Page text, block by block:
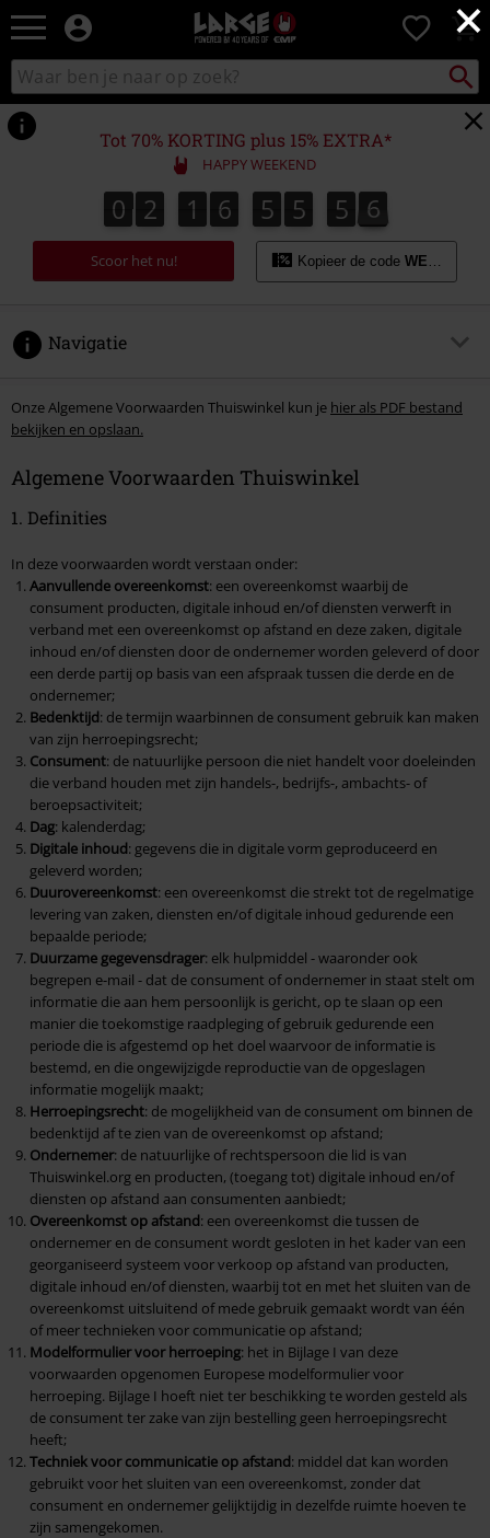
×
Large
–
Muziek-,
en
gaming-
merch
+
alternatieve
kleding
0
Zoek
in
catalogus
zoeken
Tot 70% KORTING plus 15% EXTRA*
HAPPY WEEKEND
0
0 2
2 1
1 6
6 5
5 5
5
5
5 5
5
5
5 5
6
5
7
6
Scoor het nu! Kopieer de code WEEKEND
Navigatie
1. Definities
3. Toepasselijkheid
5. De overeenkomst
6. Herroepingsrecht
7. Verplichtingen van de consument tijdens de bedenktijd
8. Uitoefening van het herroepingsrecht door de consument en
kosten daarvan
9. Verplichtingen van de ondernemer bij herroeping
10. Uitsluiting herroepingsrecht
11. De prijs
12. Backstage Club
13. Nakoming overeenkomst en extra garantie
14. Levering en uitvoering
15. Duurtransacties: duur, opzegging en verlenging
16. Betaling
17. Klachtenregeling
18. Meldings- en herstelprocedure
19. Geschillen
20. Branchegarantie
21. Aanvullende of afwijkende bepalingen
22. Wijziging van de Algemene Voorwaarden Thuiswinkel
1. Bestelproces
2. Internationale klantenservice
3. Herroepingsrecht
Onze Algemene Voorwaarden Thuiswinkel kun je hier als PDF bestand
bekijken en opslaan.
Algemene Voorwaarden Thuiswinkel
1. Definities
In deze voorwaarden wordt verstaan onder:
Aanvullende overeenkomst: een overeenkomst waarbij de
consument producten, digitale inhoud en/of diensten verwerft in
verband met een overeenkomst op afstand en deze zaken, digitale
inhoud en/of diensten door de ondernemer worden geleverd of door
een derde partij op basis van een afspraak tussen die derde en de
ondernemer;
Bedenktijd: de termijn waarbinnen de consument gebruik kan maken
van zijn herroepingsrecht;
Consument: de natuurlijke persoon die niet handelt voor doeleinden
die verband houden met zijn handels-, bedrijfs-, ambachts- of
beroepsactiviteit;
Dag: kalenderdag;
Digitale inhoud: gegevens die in digitale vorm geproduceerd en
geleverd worden;
Duurovereenkomst: een overeenkomst die strekt tot de regelmatige
levering van zaken, diensten en/of digitale inhoud gedurende een
bepaalde periode;
Duurzame gegevensdrager: elk hulpmiddel - waaronder ook
begrepen e-mail - dat de consument of ondernemer in staat stelt om
informatie die aan hem persoonlijk is gericht, op te slaan op een
manier die toekomstige raadpleging of gebruik gedurende een
periode die is afgestemd op het doel waarvoor de informatie is
bestemd, en die ongewijzigde reproductie van de opgeslagen
informatie mogelijk maakt;
Herroepingsrecht: de mogelijkheid van de consument om binnen de
bedenktijd af te zien van de overeenkomst op afstand;
Ondernemer: de natuurlijke of rechtspersoon die lid is van
Thuiswinkel.org en producten, (toegang tot) digitale inhoud en/of
diensten op afstand aan consumenten aanbiedt;
Overeenkomst op afstand: een overeenkomst die tussen de
ondernemer en de consument wordt gesloten in het kader van een
georganiseerd systeem voor verkoop op afstand van producten,
digitale inhoud en/of diensten, waarbij tot en met het sluiten van de
overeenkomst uitsluitend of mede gebruik gemaakt wordt van één
of meer technieken voor communicatie op afstand;
Modelformulier voor herroeping: het in Bijlage I van deze
voorwaarden opgenomen Europese modelformulier voor
herroeping. Bijlage I hoeft niet ter beschikking te worden gesteld als
de consument ter zake van zijn bestelling geen herroepingsrecht
heeft;
Techniek voor communicatie op afstand: middel dat kan worden
gebruikt voor het sluiten van een overeenkomst, zonder dat
consument en ondernemer gelijktijdig in dezelfde ruimte hoeven te
zijn samengekomen.